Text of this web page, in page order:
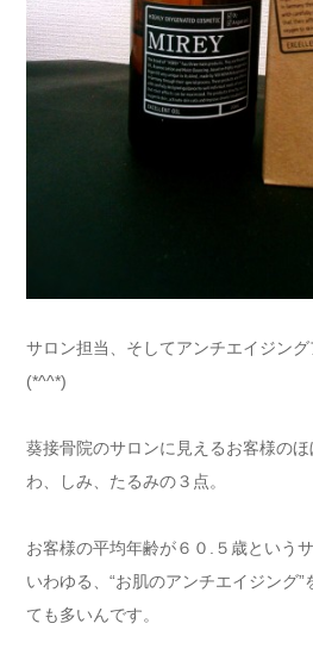
サロン担当、そしてアンチエイジン
(*^^*)
葵接骨院のサロンに見えるお客様の
わ、しみ、たるみの３点。
お客様の平均年齢が６０.５歳という
いわゆる、“お肌のアンチエイジング
ても多いんです。